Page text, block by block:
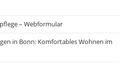
– Webformular
in Bonn: Komfortables Wohnen im